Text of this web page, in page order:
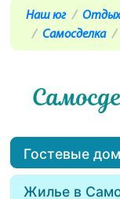
Наш юг
Отдых
Самосделка
Гостевые
Жилье в